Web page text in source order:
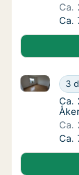
Ca.
Ca.
Ca.
Ca.
3
Ca. 25 m2
Ca.
Ca.
Ca.
Ca.
Ca.